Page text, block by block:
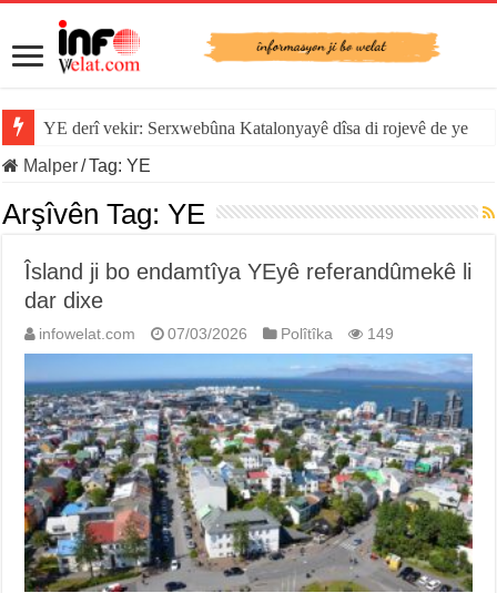
YE derî vekir: Serxwebûna Katalonyayê dîsa di rojevê de ye
Sînorê di navbera Îspanya û Cebelîtariqê de hate rakirin
Malper/Tag:YE
Arşîvên Tag:YE
Îsland ji bo endamtîya YEyê referandûmekê li
dar dixe
infowelat.com 07/03/2026 Polîtîka 149